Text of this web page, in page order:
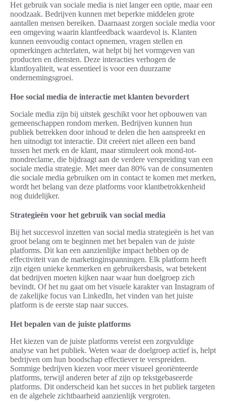
Het gebruik van sociale media is niet langer een optie, maar een
noodzaak. Bedrijven kunnen met beperkte middelen grote
aantallen mensen bereiken. Daarnaast zorgen sociale media voor
een omgeving waarin klantfeedback waardevol is. Klanten
kunnen eenvoudig contact opnemen, vragen stellen en
opmerkingen achterlaten, wat helpt bij het vormgeven van
producten en diensten. Deze interacties verhogen de
klantloyaliteit, wat essentieel is voor een duurzame
ondernemingsgroei.
Hoe social media de interactie met klanten bevordert
Sociale media zijn bij uitstek geschikt voor het opbouwen van
gemeenschappen rondom merken. Bedrijven kunnen hun
publiek betrekken door inhoud te delen die hen aanspreekt en
hen uitnodigt tot interactie. Dit creëert niet alleen een band
tussen het merk en de klant, maar stimuleert ook mond-tot-
mondreclame, die bijdraagt aan de verdere verspreiding van een
sociale media strategie. Met meer dan 80% van de consumenten
die sociale media gebruiken om in contact te komen met merken,
wordt het belang van deze platforms voor klantbetrokkenheid
nog duidelijker.
Strategieën voor het gebruik van social media
Bij het succesvol inzetten van social media strategieën is het van
groot belang om te beginnen met het bepalen van de juiste
platforms. Dit kan een aanzienlijke impact hebben op de
effectiviteit van de marketinginspanningen. Elk platform heeft
zijn eigen unieke kenmerken en gebruikersbasis, wat betekent
dat bedrijven moeten kijken naar waar hun doelgroep zich
bevindt. Of het nu gaat om het visuele karakter van Instagram of
de zakelijke focus van LinkedIn, het vinden van het juiste
platform is de eerste stap naar succes.
Het bepalen van de juiste platforms
Het kiezen van de juiste platforms vereist een zorgvuldige
analyse van het publiek. Weten waar de doelgroep actief is, helpt
bedrijven om hun boodschap effectiever te verspreiden.
Sommige bedrijven kiezen voor meer visueel georiënteerde
platforms, terwijl anderen beter af zijn op tekstgebaseerde
platforms. Dit onderscheid kan het succes in het publiek targeten
en de algehele zichtbaarheid aanzienlijk vergroten.